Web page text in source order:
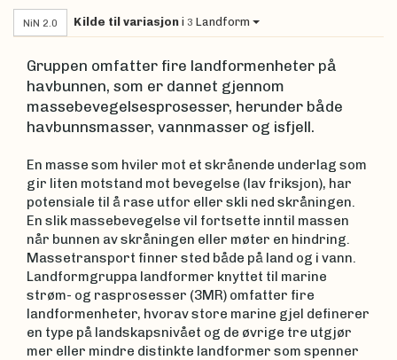
NiN 2.0 Kilde til variasjon i 3 Landform
Gruppen omfatter fire landformenheter på
havbunnen, som er dannet gjennom
massebevegelsesprosesser, herunder både
havbunnsmasser, vannmasser og isfjell.
En masse som hviler mot et skrånende underlag som
gir liten motstand mot bevegelse (lav friksjon), har
potensiale til å rase utfor eller skli ned skråningen.
En slik massebevegelse vil fortsette inntil massen
når bunnen av skråningen eller møter en hindring.
Massetransport finner sted både på land og i vann.
Landformgruppa landformer knyttet til marine
strøm- og rasprosesser (3MR) omfatter fire
landformenheter, hvorav store marine gjel definerer
en type på landskapsnivået og de øvrige tre utgjør
mer eller mindre distinkte landformer som spenner